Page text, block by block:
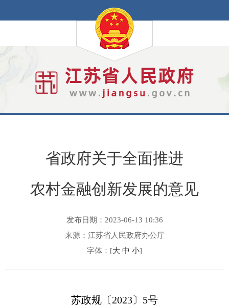
省政府关于全面推进
农村金融创新发展的意见
发布日期：2023-06-13 10:36
来源：江苏省人民政府办公厅
字体：[大 中 小]
苏政规〔2023〕5号